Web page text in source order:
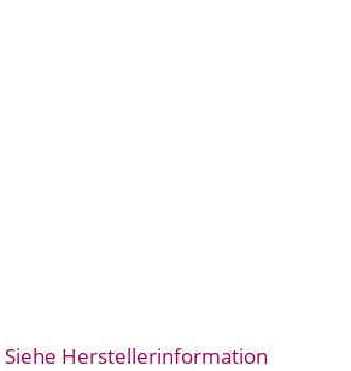
Siehe Herstellerinformation